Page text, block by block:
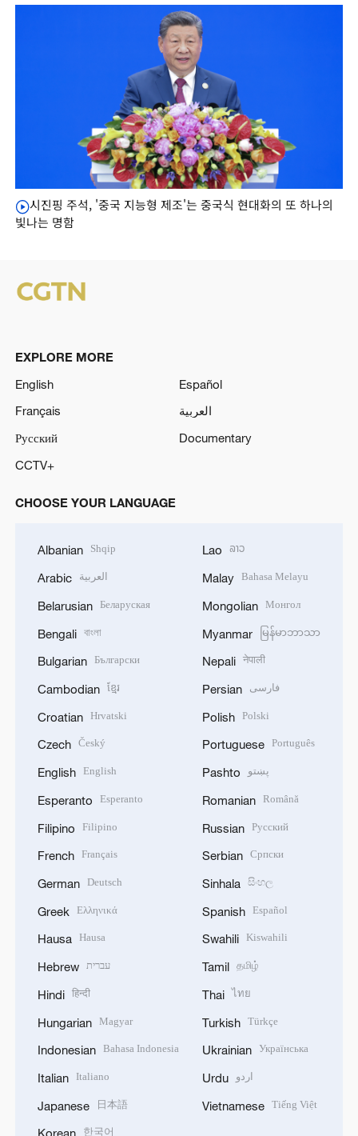
시진핑 주석, '중국 지능형 제조'는 중국식 현대화의 또 하나의
빛나는 명함
EXPLORE MORE
English
Español
Français
العربية
Русский
Documentary
CCTV+
CHOOSE YOUR LANGUAGE
Albanian Shqip
Arabic العربية
Belarusian Беларуская
Bengali বাংলা
Bulgarian Български
Cambodian ខ្មែរ
Croatian Hrvatski
Czech Český
English English
Esperanto Esperanto
Filipino Filipino
French Français
German Deutsch
Greek Ελληνικά
Hausa Hausa
Hebrew עברית
Hindi हिन्दी
Hungarian Magyar
Indonesian Bahasa Indonesia
Italian Italiano
Japanese 日本語
한국어
Lao ລາວ
Malay Bahasa Melayu
Mongolian Монгол
Myanmar မြန်မာဘာသာ
Nepali नेपाली
Persian فارسی
Polish Polski
Portuguese Português
Pashto پښتو
Romanian Română
Russian Русский
Serbian Српски
Sinhala සිංහල
Spanish Español
Swahili Kiswahili
Tamil தமிழ்
Thai ไทย
Turkish Türkçe
Ukrainian Українська
Urdu اردو
Vietnamese Tiếng Việt